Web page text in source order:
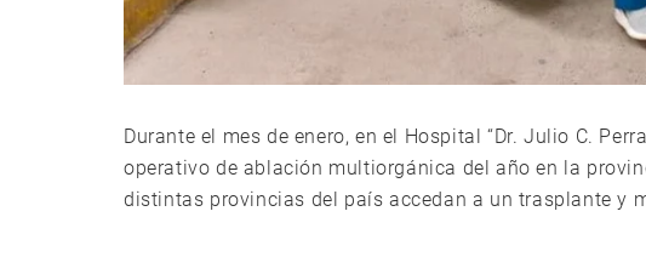
Durante el mes de enero, en el Hospital “Dr. Julio C.
operativo de ablación multiorgánica del año en la
distintas provincias del país accedan a un trasplante y